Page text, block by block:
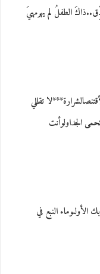
الطفلُ لم يهرمهيَ
تقللي
الجداولوأنت
الأولىوماء النبع في